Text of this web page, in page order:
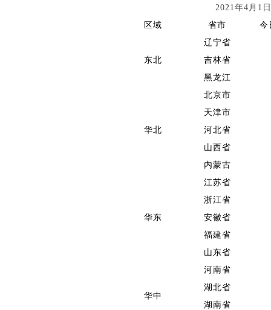
2021年4月1
区域
省市 今
东北
辽宁省
吉林省
黑龙江
华北
北京市
天津市
河北省
山西省
内蒙古
华东
江苏省
浙江省
安徽省
福建省
山东省
华中
河南省
湖北省
湖南省